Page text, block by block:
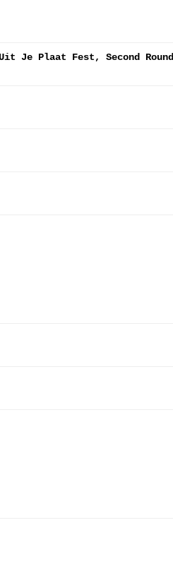
Je Plaat Fest, Second Round